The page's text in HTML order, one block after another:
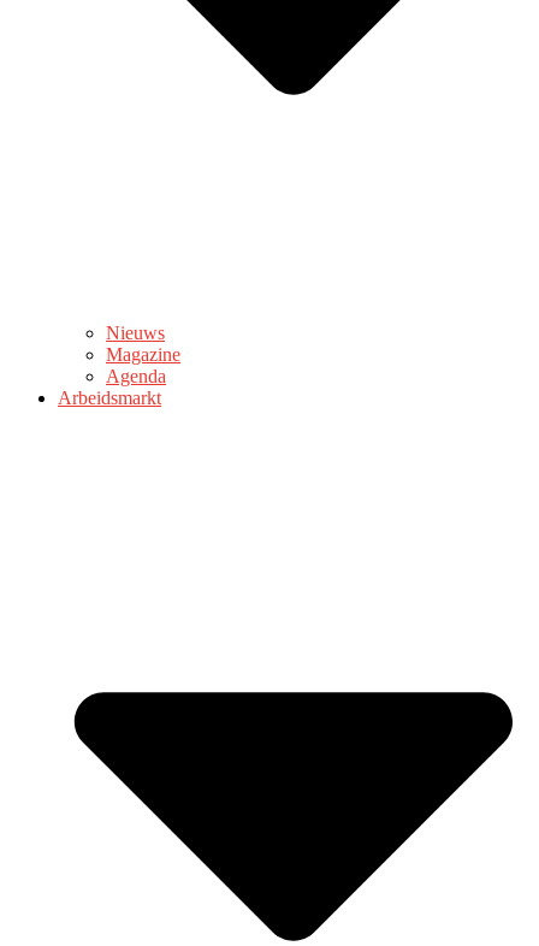
Nieuws
Magazine
Agenda
Arbeidsmarkt